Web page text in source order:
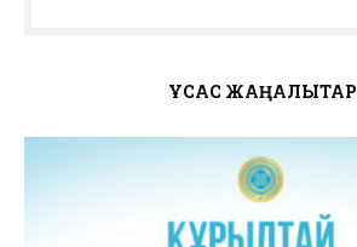
ҰҚСАС ЖАҢАЛЫҚТАР